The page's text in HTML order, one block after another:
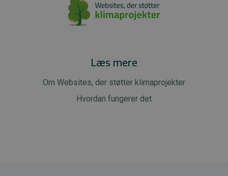
Læs mere
Om Websites, der støtter klimaprojekter
Hvordan fungerer det